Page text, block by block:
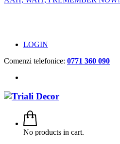
LOGIN
Comenzi telefonice: 0771 360 090
No products in cart.